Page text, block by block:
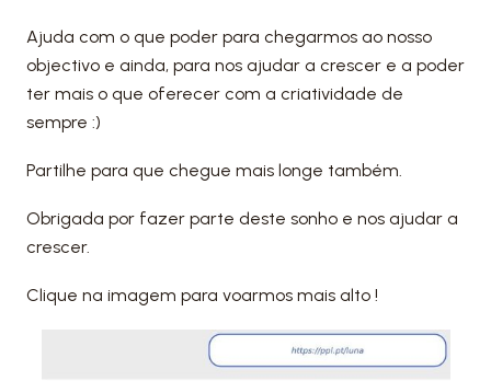
Ajuda com o que poder para chegarmos ao nosso
objectivo e ainda, para nos ajudar a crescer e a poder
ter mais o que oferecer com a criatividade de
sempre :)
Partilhe para que chegue mais longe também.
Obrigada por fazer parte deste sonho e nos ajudar a
crescer.
Clique na imagem para voarmos mais alto !